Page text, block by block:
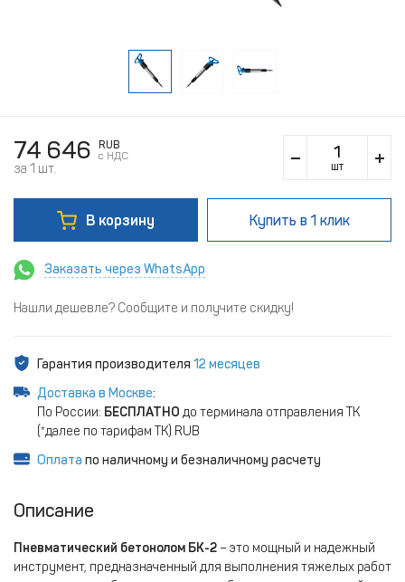
74 646
RUB
c НДС
за 1 шт. шт
В корзину Купить в 1 клик
Заказать через WhatsApp
Нашли дешевле? Сообщите и получите скидку!
Гарантия производителя 12 месяцев
Доставка в Москве:
По России: БЕСПЛАТНО до терминала отправления ТК
(*далее по тарифам ТК) RUB
Оплата по наличному и безналичному расчету
Описание
Пневматический бетонолом БК-2 – это мощный и надежный
инструмент, предназначенный для выполнения тяжелых работ